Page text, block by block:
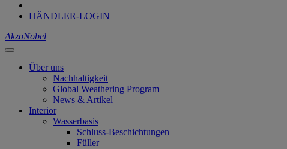
HÄNDLER-LOGIN
AkzoNobel
Über uns
Nachhaltigkeit
Global Weathering Program
News & Artikel
Interior
Wasserbasis
Schluss-Beschichtungen
Füller